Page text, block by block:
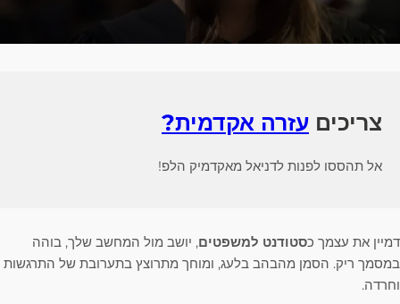
צריכים עזרה אקדמית?
אל תהססו לפנות לדניאל מאקדמיק הלפ!
דמיין את עצמך כסטודנט למשפטים, יושב מול המחשב שלך, בוהה
במסמך ריק. הסמן מהבהב בלעג, ומוחך מתרוצץ בתערובת של התרגשות
וחרדה.